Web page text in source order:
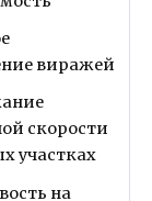
виражей
скорости
участках
на